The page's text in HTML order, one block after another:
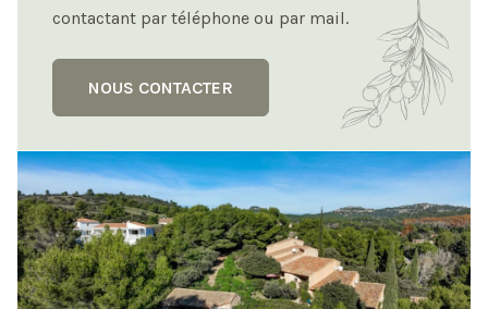
contactant par téléphone ou par mail.
NOUS CONTACTER